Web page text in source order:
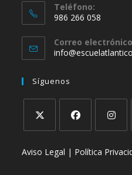
Teléfono:
986 266 058
abre
en
Correo
Síguenos
abre
abre
abre
Aviso Legal | Política